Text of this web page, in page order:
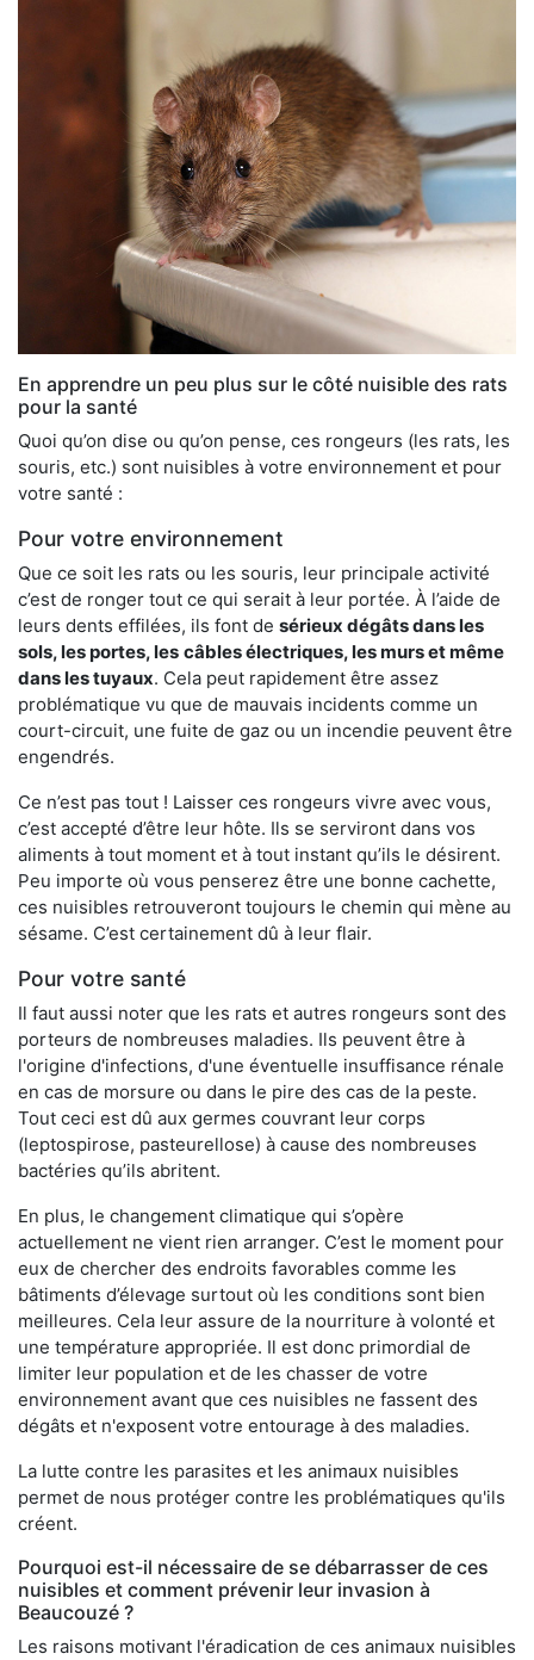
En apprendre un peu plus sur le côté nuisible des rats
pour la santé
Quoi qu’on dise ou qu’on pense, ces rongeurs (les rats, les
souris, etc.) sont nuisibles à votre environnement et pour
votre santé :
Pour votre environnement
Que ce soit les rats ou les souris, leur principale activité
c’est de ronger tout ce qui serait à leur portée. À l’aide de
leurs dents effilées, ils font de sérieux dégâts dans les
sols, les portes, les câbles électriques, les murs et même
dans les tuyaux. Cela peut rapidement être assez
problématique vu que de mauvais incidents comme un
court-circuit, une fuite de gaz ou un incendie peuvent être
engendrés.
Ce n’est pas tout ! Laisser ces rongeurs vivre avec vous,
c’est accepté d’être leur hôte. Ils se serviront dans vos
aliments à tout moment et à tout instant qu’ils le désirent.
Peu importe où vous penserez être une bonne cachette,
ces nuisibles retrouveront toujours le chemin qui mène au
sésame. C’est certainement dû à leur flair.
Pour votre santé
Il faut aussi noter que les rats et autres rongeurs sont des
porteurs de nombreuses maladies. Ils peuvent être à
l'origine d'infections, d'une éventuelle insuffisance rénale
en cas de morsure ou dans le pire des cas de la peste.
Tout ceci est dû aux germes couvrant leur corps
(leptospirose, pasteurellose) à cause des nombreuses
bactéries qu’ils abritent.
En plus, le changement climatique qui s’opère
actuellement ne vient rien arranger. C’est le moment pour
eux de chercher des endroits favorables comme les
bâtiments d’élevage surtout où les conditions sont bien
meilleures. Cela leur assure de la nourriture à volonté et
une température appropriée. Il est donc primordial de
limiter leur population et de les chasser de votre
environnement avant que ces nuisibles ne fassent des
dégâts et n'exposent votre entourage à des maladies.
La lutte contre les parasites et les animaux nuisibles
permet de nous protéger contre les problématiques qu'ils
créent.
Pourquoi est-il nécessaire de se débarrasser de ces
nuisibles et comment prévenir leur invasion à
Beaucouzé ?
Les raisons motivant l'éradication de ces animaux nuisibles